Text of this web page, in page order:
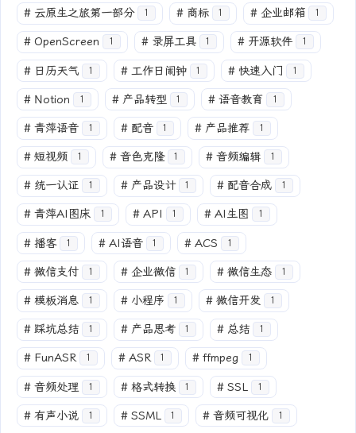
# 云原生之旅第一部分 1 # 商标 1 # 企业邮箱 1
# OpenScreen 1 # 录屏工具 1 # 开源软件 1
# 日历天气 1 # 工作日闹钟 1 # 快速入门 1
# Notion 1 # 产品转型 1 # 语音教育 1
# 青萍语音 1 # 配音 1 # 产品推荐 1
# 短视频 1 # 音色克隆 1 # 音频编辑 1
# 统一认证 1 # 产品设计 1 # 配音合成 1
# 青萍AI图床 1 # API 1 # AI生图 1
# 播客 1 # AI语音 1 # ACS 1
# 微信支付 1 # 企业微信 1 # 微信生态 1
# 模板消息 1 # 小程序 1 # 微信开发 1
# 踩坑总结 1 # 产品思考 1 # 总结 1
# FunASR 1 # ASR 1 # ffmpeg 1
# 音频处理 1 # 格式转换 1 # SSL 1
# 有声小说 1 # SSML 1 # 音频可视化 1